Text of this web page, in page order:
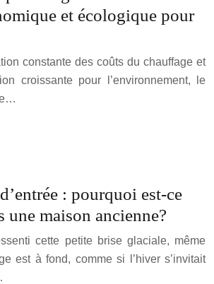
et écologique pour
constante des coûts du chauffage et
croissante pour l’environnement, le
: pourquoi est-ce
une maison ancienne?
cette petite brise glaciale, même
est à fond, comme si l’hiver s’invitait